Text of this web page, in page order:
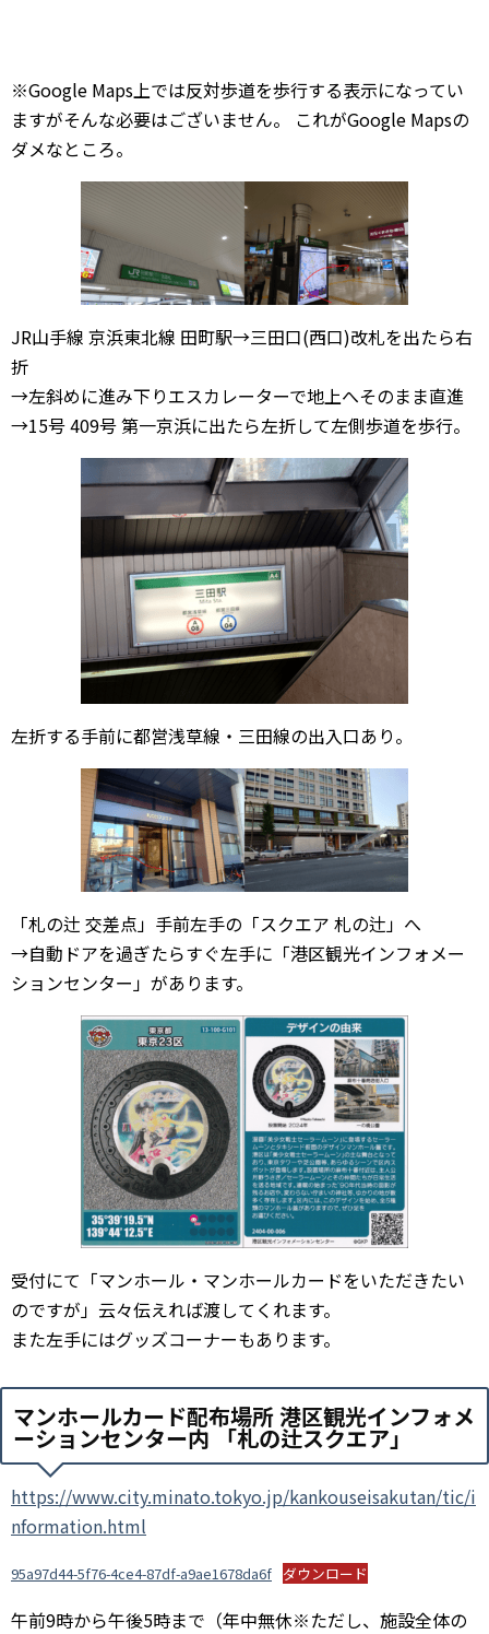
※Google Maps上では反対歩道を歩行する表示になってい
ますがそんな必要はございません。 これがGoogle Mapsの
ダメなところ。
JR山手線 京浜東北線 田町駅→三田口(西口)改札を出たら右
折
→左斜めに進み下りエスカレーターで地上へそのまま直進
→15号 409号 第一京浜に出たら左折して左側歩道を歩行。
左折する手前に都営浅草線・三田線の出入口あり。
「札の辻 交差点」手前左手の「スクエア 札の辻」へ
→自動ドアを過ぎたらすぐ左手に「港区観光インフォメー
ションセンター」があります。
受付にて「マンホール・マンホールカードをいただきたい
のですが」云々伝えれば渡してくれます。
また左手にはグッズコーナーもあります。
マンホールカード配布場所 港区観光インフォメ
ーションセンター内 「札の辻スクエア」
https://www.city.minato.tokyo.jp/kankouseisakutan/tic/i
nformation.html
95a97d44-5f76-4ce4-87df-a9ae1678da6f ダウンロード
午前9時から午後5時まで（年中無休※ただし、施設全体の